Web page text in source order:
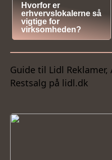
Hvorfor er
erhvervslokalerne så
vigtige for
virksomheden?
Guide til Lidl
Restsalg på lidl.dk